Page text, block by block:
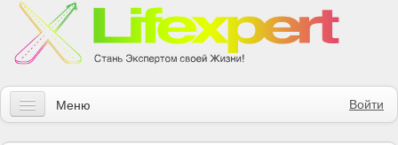
Войти
Меню
Статьи